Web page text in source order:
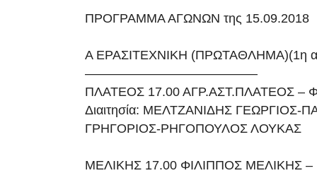
ΠΡΟΓΡΑΜΜΑ ΑΓΩΝΩΝ της 15.09.2018
Α ΕΡΑΣΙΤΕΧΝΙΚΗ (ΠΡΩΤΑΘΛΗΜΑ)(1η
—————————————–
ΠΛΑΤΕΟΣ 17.00 ΑΓΡ.ΑΣΤ.ΠΛΑΤΕΟΣ –
Διαιτησία: ΜΕΛΤΖΑΝΙΔΗΣ ΓΕΩΡΓΙΟΣ-
ΓΡΗΓΟΡΙΟΣ-ΡΗΓΟΠΟΥΛΟΣ ΛΟΥΚΑΣ
ΜΕΛΙΚΗΣ 17.00 ΦΙΛΙΠΠΟΣ ΜΕΛΙΚΗΣ –